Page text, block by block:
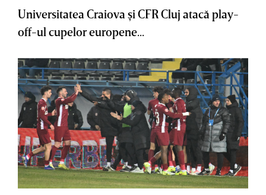
Universitatea Craiova şi CFR Cluj atacă play-
off-ul cupelor europene...